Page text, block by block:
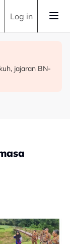
Log in
terajuijajaran BN-